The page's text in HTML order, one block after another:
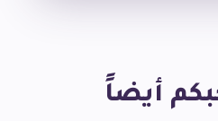
أيضاً